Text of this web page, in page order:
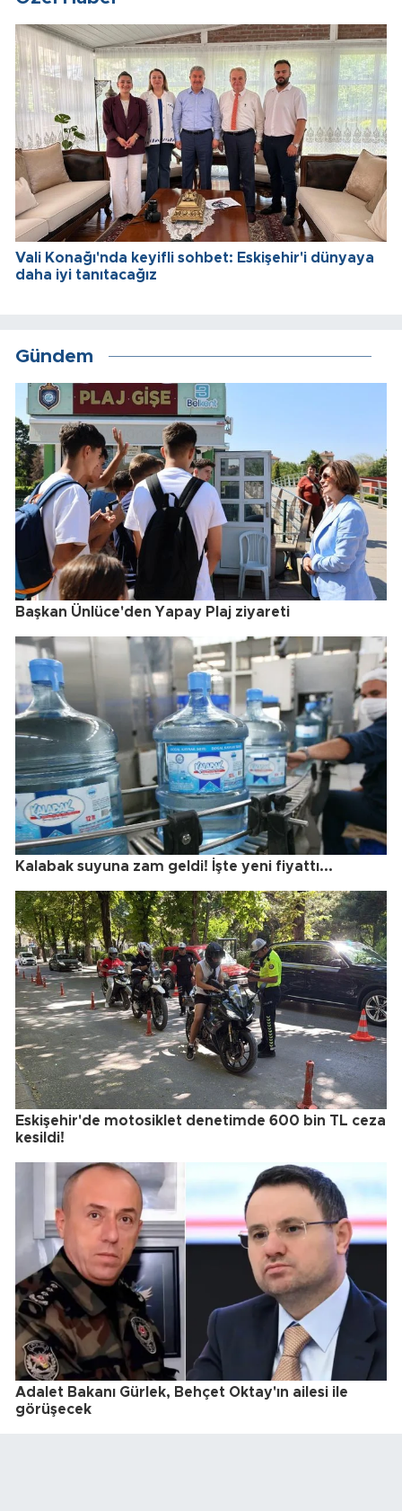
Vali Konağı'nda keyifli sohbet: Eskişehir'i dünyaya
daha iyi tanıtacağız
Gündem
Başkan Ünlüce'den Yapay Plaj ziyareti
Kalabak suyuna zam geldi! İşte yeni fiyattı...
Eskişehir'de motosiklet denetimde 600 bin TL ceza
kesildi!
Adalet Bakanı Gürlek, Behçet Oktay'ın ailesi ile
görüşecek